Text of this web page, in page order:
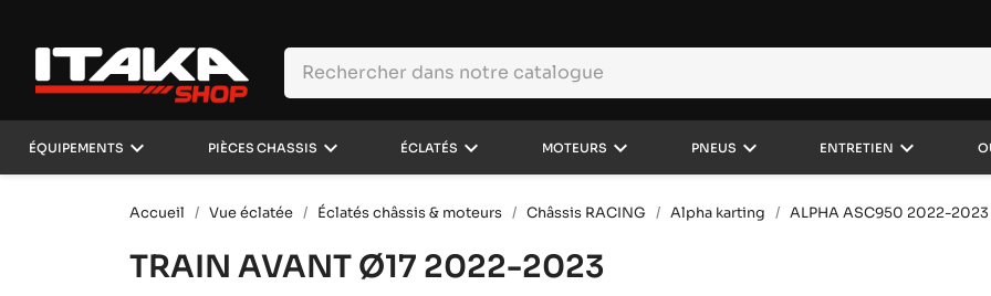
ÉQUIPEMENTS keyboard_arrow_down PIÈCES CHASSIS keyboard_arrow_down ÉCLATÉS keyboard_arrow_down MOTEURS keyboard_arrow_down PNEUS keyboard_arrow_down ENTRETIEN keyboard_arrow_down
Accueil Vue éclatée Éclatés châssis & moteurs Châssis RACING Alpha karting ALPHA ASC950 2022-2023
TRAIN AVANT Ø17 2022-2023